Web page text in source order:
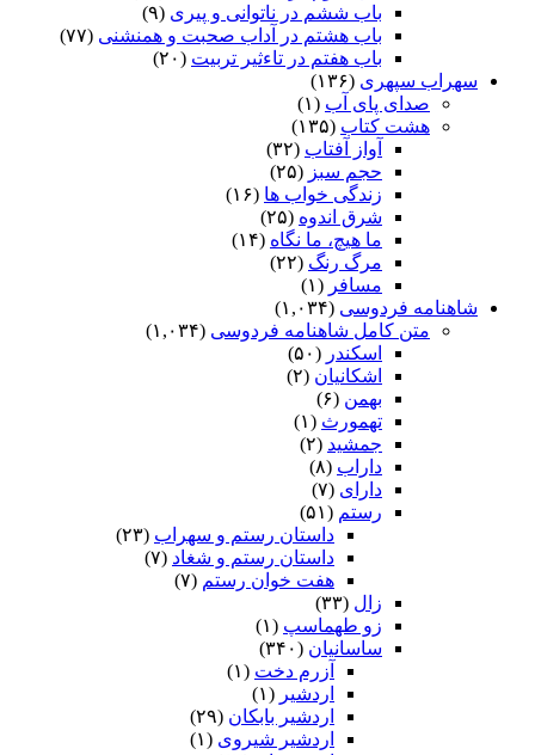
باب ششم در ناتوانى و پیرى (۹)
باب هشتم در آداب صحبت و همنشنى (۷۷)
باب هفتم در تاءثیر تربیت (۲۰)
سهراب سپهری (۱۳۶)
صدای پای آب (۱)
هشت کتاب (۱۳۵)
آواز آفتاب (۳۲)
حجم سبز (۲۵)
زندگی خواب ها (۱۶)
شرق اندوه (۲۵)
ما هیچ، ما نگاه (۱۴)
مرگ رنگ (۲۲)
مسافر (۱)
شاهنامه فردوسی (۱,۰۳۴)
متن کامل شاهنامه فردوسی (۱,۰۳۴)
اسکندر (۵۰)
اشکانیان (۲)
بهمن (۶)
تهمورث (۱)
جمشید (۲)
داراب (۸)
دارای (۷)
رستم (۵۱)
داستان رستم و سهراب (۲۳)
داستان رستم و شغاد (۷)
هفت خوان رستم‏ (۷)
زال (۳۳)
زو طهماسپ‏ (۱)
ساسانیان (۳۴۰)
آزرم دخت (۱)
اردشیر (۱)
اردشیر بابکان (۲۹)
اردشیر شیروی (۱)